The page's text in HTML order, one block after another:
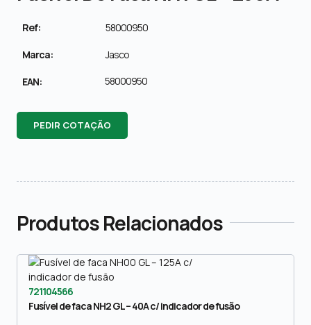
Ref: 58000950
Marca: Jasco
EAN: 58000950
PEDIR COTAÇÃO
Produtos Relacionados
721104566
Fusível de faca NH2 GL – 40A c/ indicador de fusão